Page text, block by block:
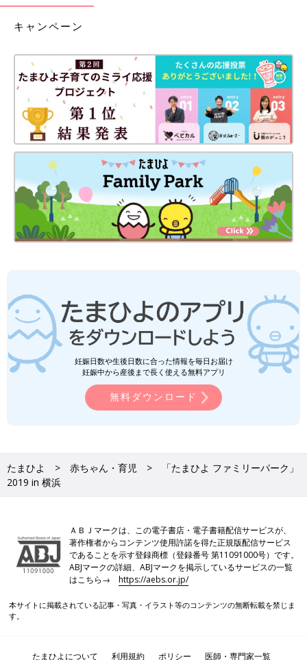
キャンペーン
妊娠日数や生後日数に合った情報を毎日お届け
妊娠中から産後まで長く使える無料アプリ
無料ダウンロード
たまひよ 赤ちゃん・育児
「たまひよ ファミリーパーク」
2019 in 横浜
ＡＢＪマークは、この電子書店・電子書籍配信サービスが、
著作権者からコンテンツ使用許諾を得た正規版配信サービス
であることを示す登録商標（登録番号 第11091000号）です。
ABJマークの詳細、ABJマークを掲示しているサービスの一覧
はこちら→https://aebs.or.jp/
本サイトに掲載されている記事・写真・イラスト等のコンテンツの無断転載を禁じま
す。
たまひよについて 利用規約 ポリシー 医師・専門家一覧